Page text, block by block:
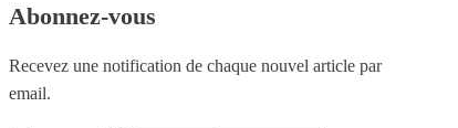
Abonnez-vous
Recevez une notification de chaque nouvel article par
email.